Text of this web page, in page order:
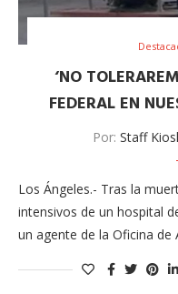
‘NO
FEDERAL EN
Por: Staff
Los Ángeles.- Tras la
intensivos de un hospital
un agente de la Oficina